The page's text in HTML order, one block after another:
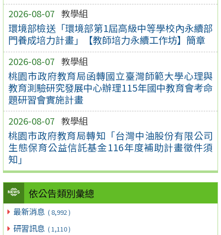
2026-08-07 教學組
環境部檢送「環境部第1屆高級中等學校內永續部
門養成培力計畫」【教師培力永續工作坊】簡章
2026-08-07 教學組
桃園市政府教育局函轉國立臺灣師範大學心理與
教育測驗研究發展中心辦理115年國中教育會考命
題研習會實施計畫
2026-08-07 教學組
桃園市政府教育局轉知「台灣中油股份有限公司
生態保育公益信託基金116年度補助計畫徵件須
知」
依公告類別彙總
最新消息 ( 8,992 )
研習訊息 ( 1,110 )